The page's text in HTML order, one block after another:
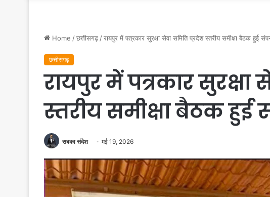
Home /छत्तीसगढ़ /रायपुर में पत्रकार सुरक्षा सेवा समिति प्रदेश स्तरीय समीक्षा बैठक हुई
छत्तीसगढ़
रायपुर में पत्रकार सुरक्षा
स्तरीय समीक्षा बैठक हुई
सबका संदेश मई 19, 2026